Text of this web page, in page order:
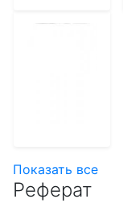
Показать все
Реферат